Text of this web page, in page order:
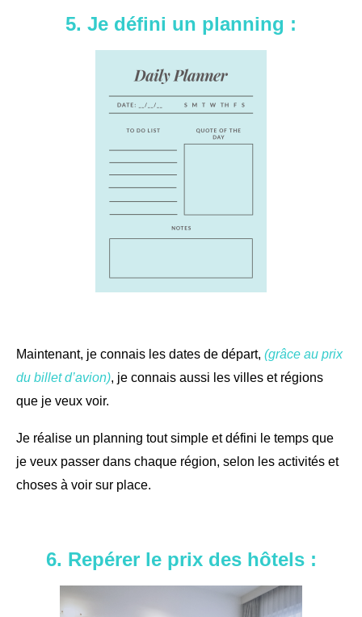
5. Je défini un planning :
Maintenant, je connais les dates de départ, (grâce au prix
du billet d’avion), je connais aussi les villes et régions
que je veux voir.
Je réalise un planning tout simple et défini le temps que
je veux passer dans chaque région, selon les activités et
choses à voir sur place.
6. Repérerle prix des hôtels :